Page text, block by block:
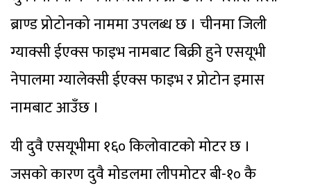
ब्राण्ड प्रोटोनको नाममा उपलब्ध छ । चीनमा जिली
ग्याक्सी ईएक्स फाइभ नामबाट बिक्री हुने एसयूभी
नेपालमा ग्यालेक्सी ईएक्स फाइभ र प्रोटोन इमास
नामबाट आउँछ ।
यी दुवै एसयूभीमा १६० किलोवाटको मोटर छ ।
जसको कारण दुवै मोडलमा लीपमोटर बी-१० कै